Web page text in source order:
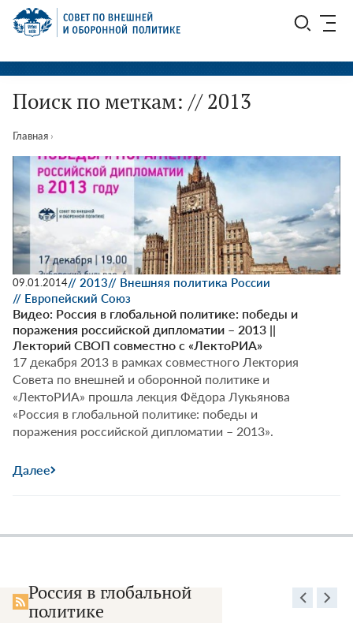
Перейти
СВОП
Поиск по меткам: // 2013
Главная ›
09.01.2014// 2013// Внешняя политика России
// Европейский Союз
Видео: Россия в глобальной политике: победы и
поражения российской дипломатии – 2013 ||
Лекторий СВОП совместно с «ЛектоРИА»
17 декабря 2013 в рамках совместного Лектория
Совета по внешней и оборонной политике и
«ЛектоРИА» прошла лекция Фёдора Лукьянова
«Россия в глобальной политике: победы и
поражения российской дипломатии – 2013».
Далее
Россия в глобальной
политике